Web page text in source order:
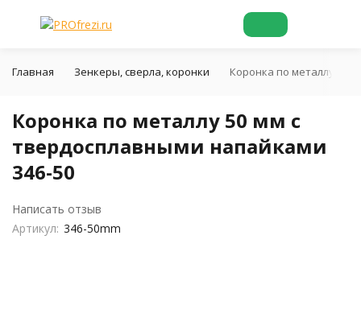
Главная Зенкеры, сверла, коронки Коронка по металлу 50
Коронка по металлу 50 мм с
твердосплавными напайками
346-50
Написать отзыв
Артикул: 346-50mm